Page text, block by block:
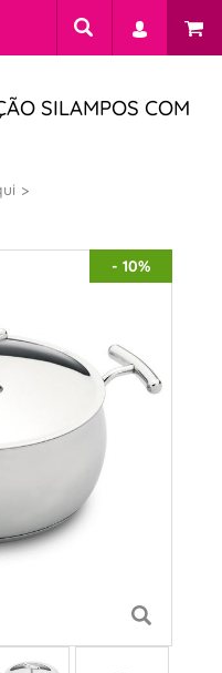
SILAMPOS COM
- 10%